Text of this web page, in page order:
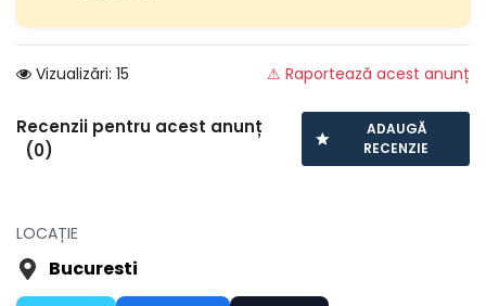
Vizualizări: 15 ⚠ Raportează acest anunț
Recenzii pentru acest anunț
(0)
ADAUGĂ
RECENZIE
LOCAȚIE
Bucuresti